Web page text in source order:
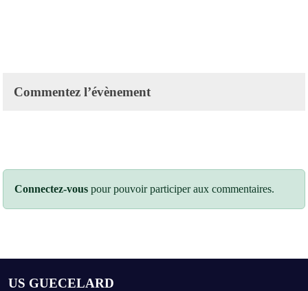
Commentez l’évènement
Connectez-vous pour pouvoir participer aux commentaires.
US GUECELARD